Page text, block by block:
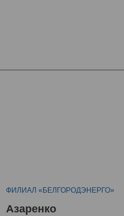
ФИЛИАЛ «БЕЛГОРОДЭНЕРГО»
Азаренко